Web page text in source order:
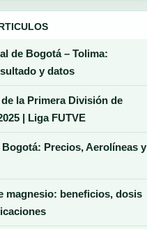
de Bogotá – Tolima:
y datos
la Primera División de
| Liga FUTVE
Bogotá: Precios, Aerolíneas y
magnesio: beneficios, dosis